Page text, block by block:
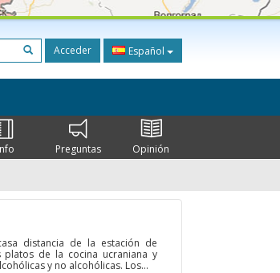
Acceder Español
Preguntas Opinión
distancia de la estación de
platos de la cocina ucraniana y
y no alcohólicas. Los...